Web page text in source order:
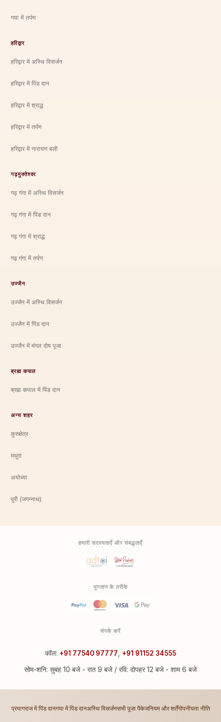
गया में तर्पण
हरिद्वार
हरिद्वार में अस्थि विसर्जन
हरिद्वार में पिंड दान
हरिद्वार में श्राद्ध
हरिद्वार में तर्पण
हरिद्वार में नारायण बली
गढ़मुक्तेश्वर
गढ़ गंगा में अस्थि विसर्जन
गढ़ गंगा में पिंड दान
गढ़ गंगा में श्राद्ध
गढ़ गंगा में तर्पण
उज्जैन
उज्जैन में अस्थि विसर्जन
उज्जैन में पिंड दान
उज्जैन में मंगल दोष पूजा
ब्रह्म कपाल
ब्रह्म कपाल में पिंड दान
अन्य शहर
कुरुक्षेत्र
मथुरा
अयोध्या
पुरी (जगन्नाथ)
हमारी सदस्यताएँ और संबद्धताएँ
भुगतान के तरीके
संपर्क करें
कॉल: +91 77540 97777 +91 91152 34555
सोम-शनि: सुबह 10 बजे - रात 9 बजे / रवि: दोपहर 12 बजे - शाम 6 बजे
प्रयागराज में पिंड दानगया में पिंड दानअस्थि विसर्जनसभी पूजा पैकेजनियम और शर्तेंगोपनीयता नीति